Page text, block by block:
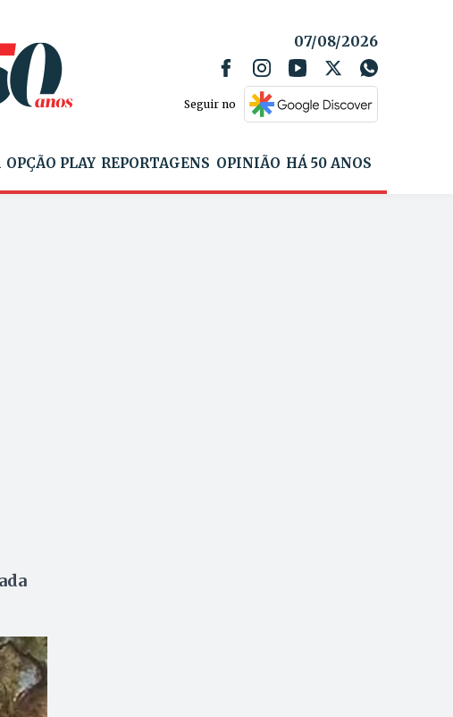
07/08/2026
Seguir no
OPÇÃO PLAY REPORTAGENS OPINIÃO HÁ 50 ANOS